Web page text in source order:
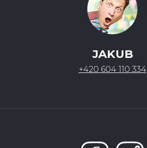
JAKUB
+420 604 110 334